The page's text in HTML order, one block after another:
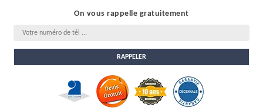
On vous rappelle gratuitement